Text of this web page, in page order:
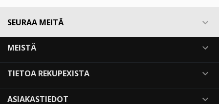
SEURAA MEITÄ 
MEISTÄ 
TIETOA REKUPEXISTA 
ASIAKASTIEDOT 